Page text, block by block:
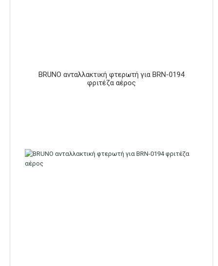
BRUNO ανταλλακτική φτερωτή για BRN-0194
φριτέζα αέρος